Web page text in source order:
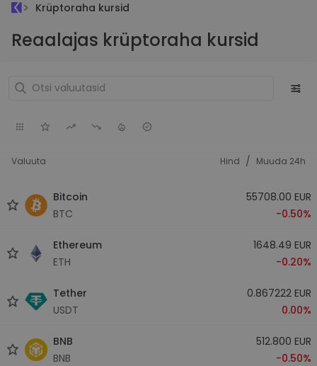
Krüptoraha kursid
Reaalajas krüptoraha kursid
Valuuta Hind / Muuda 24h
Bitcoin
BTC
55708.00 EUR
-0.50%
Ethereum
ETH
1648.49 EUR
-0.20%
Tether
USDT
0.867222 EUR
0.00%
BNB
BNB
512.800 EUR
-0.50%